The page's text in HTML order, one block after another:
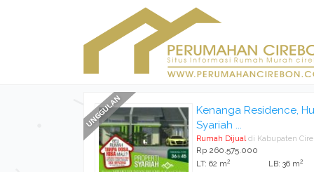
Kenanga Residence,
Syariah ...
Rumah Dijual di Kabupaten
Rp 260.575.000
LT: 62 m2 LB: 36 m2